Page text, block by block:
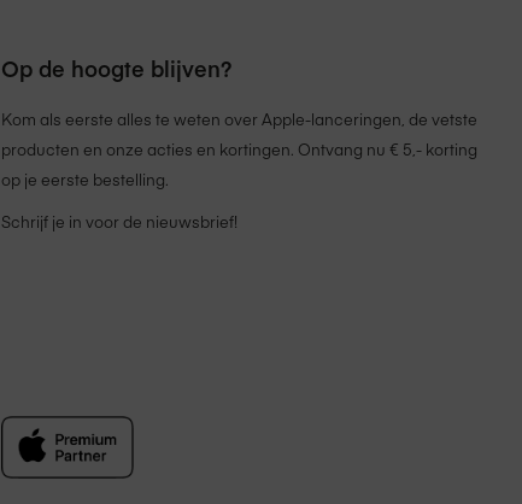
Op de hoogte blijven?
Kom als eerste alles te weten over Apple-lanceringen, de vetste
producten en onze acties en kortingen. Ontvang nu € 5,- korting
op je eerste bestelling.
Schrijf je in voor de nieuwsbrief!